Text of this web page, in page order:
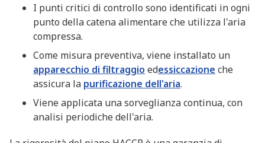
I punti critici di controllo sono identificati in ogni
punto della catena alimentare che utilizza l'aria
compressa.
Come misura preventiva, viene installato un
apparecchio di filtraggio edessiccazione che
assicura la purificazione dell'aria.
Viene applicata una sorveglianza continua, con
analisi periodiche dell'aria.